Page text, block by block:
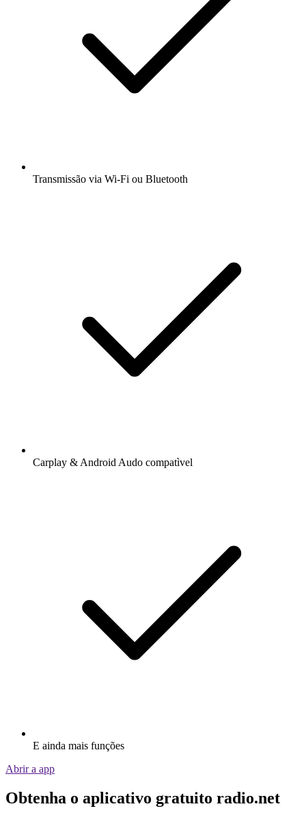
Transmissão via Wi-Fi ou Bluetooth
Carplay & Android Audo compatìvel
E ainda mais funções
Abrir a app
Obtenha o aplicativo gratuito radio.net